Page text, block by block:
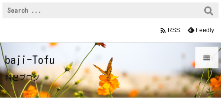
baji-Tofu
料理ブログ


メニュ
 RSS Feedly